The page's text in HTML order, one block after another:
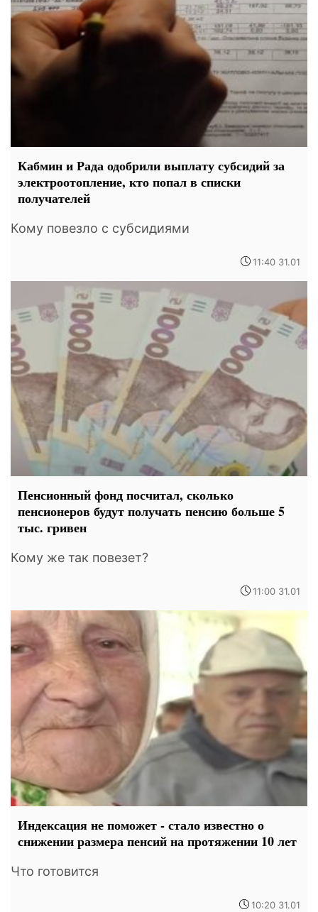
Кабмин и Рада одобрили выплату субсидий за
электроотопление, кто попал в списки
получателей
Кому повезло с субсидиями
11:40 31.01
Пенсионный фонд посчитал, сколько
пенсионеров будут получать пенсию больше 5
тыс. гривен
Кому же так повезет?
11:00 31.01
Индексация не поможет - стало известно о
снижении размера пенсий на протяжении 10 лет
Что готовится
10:20 31.01